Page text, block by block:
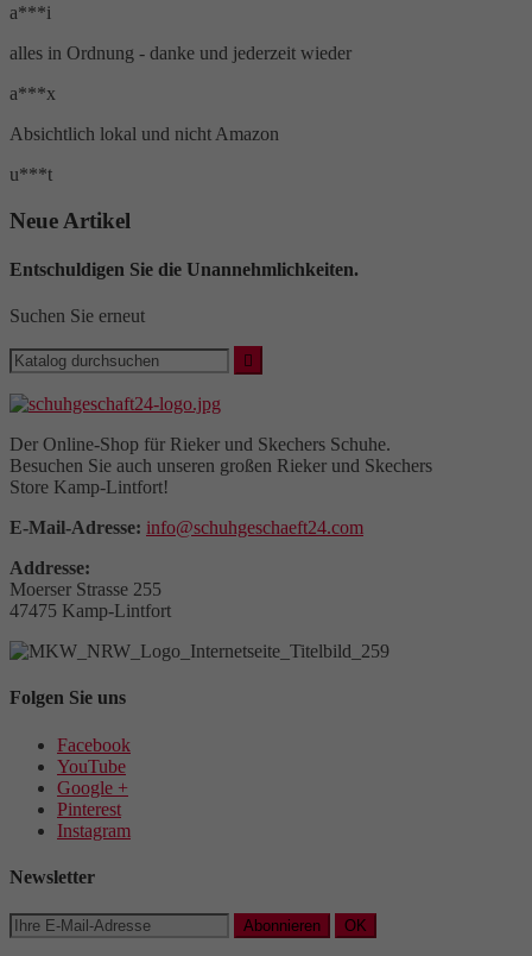
a***i
alles in Ordnung - danke und jederzeit wieder
a***x
Absichtlich lokal und nicht Amazon
u***t
Neue Artikel
Entschuldigen Sie die Unannehmlichkeiten.
Suchen Sie erneut

Der Online-Shop für Rieker und Skechers Schuhe.
Besuchen Sie auch unseren großen Rieker und Skechers
Store Kamp-Lintfort!
E-Mail-Adresse: info@schuhgeschaeft24.com
Addresse:
Moerser Strasse 255
47475 Kamp-Lintfort
Folgen Sie uns
Facebook
YouTube
Google +
Pinterest
Instagram
Newsletter
Abonnieren OK